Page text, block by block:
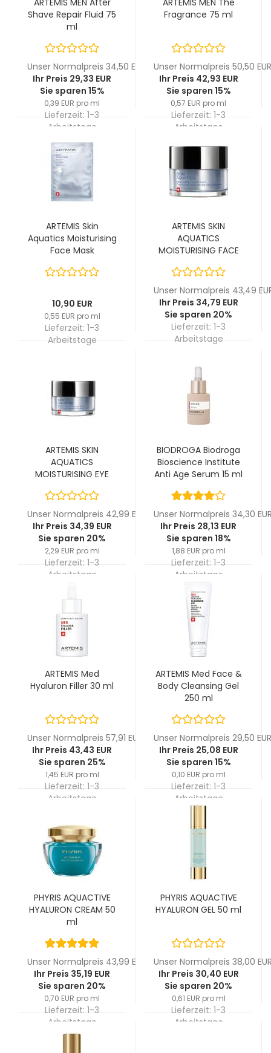
ARTEMIS MEN After
Shave Repair Fluid 75
ml
Unser Normalpreis 34,50 EUR
Ihr Preis 29,33 EUR
Sie sparen 15%
0,39 EUR pro ml
Lieferzeit: 1-3
Arbeitstage
ARTEMIS MEN The
Fragrance 75 ml
Unser Normalpreis 50,50 EUR
Ihr Preis 42,93 EUR
Sie sparen 15%
0,57 EUR pro ml
Lieferzeit: 1-3
Arbeitstage
ARTEMIS Skin
Aquatics Moisturising
Face Mask
10,90 EUR
0,55 EUR pro ml
Lieferzeit: 1-3
Arbeitstage
ARTEMIS SKIN
AQUATICS
MOISTURISING FACE
Unser Normalpreis 43,49
Ihr Preis 34,79 EUR
Sie sparen 20%
Lieferzeit: 1-3
Arbeitstage
ARTEMIS SKIN
AQUATICS
MOISTURISING EYE
15ml
Unser Normalpreis 42,99 EUR
Ihr Preis 34,39 EUR
Sie sparen 20%
2,29 EUR pro ml
Lieferzeit: 1-3
Arbeitstage
BIODROGA Biodroga
Bioscience Institute
Anti Age Serum 15 ml
Unser Normalpreis 34,30
Ihr Preis 28,13 EUR
Sie sparen 18%
1,88 EUR pro ml
Lieferzeit: 1-3
Arbeitstage
ARTEMIS Med
Hyaluron Filler 30 ml
Unser Normalpreis 57,91 EUR
Ihr Preis 43,43 EUR
Sie sparen 25%
1,45 EUR pro ml
Lieferzeit: 1-3
Arbeitstage
ARTEMIS Med Face &
Body Cleansing Gel
250 ml
Unser Normalpreis 29,50 EUR
Ihr Preis 25,08 EUR
Sie sparen 15%
0,10 EUR pro ml
Lieferzeit: 1-3
Arbeitstage
PHYRIS AQUACTIVE
HYALURON CREAM 50
ml
Unser Normalpreis 43,99 EUR
Ihr Preis 35,19 EUR
Sie sparen 20%
0,70 EUR pro ml
Lieferzeit: 1-3
Arbeitstage
PHYRIS AQUACTIVE
HYALURON GEL 50 ml
Unser Normalpreis 38,00
Ihr Preis 30,40 EUR
Sie sparen 20%
0,61 EUR pro ml
Lieferzeit: 1-3
Arbeitstage